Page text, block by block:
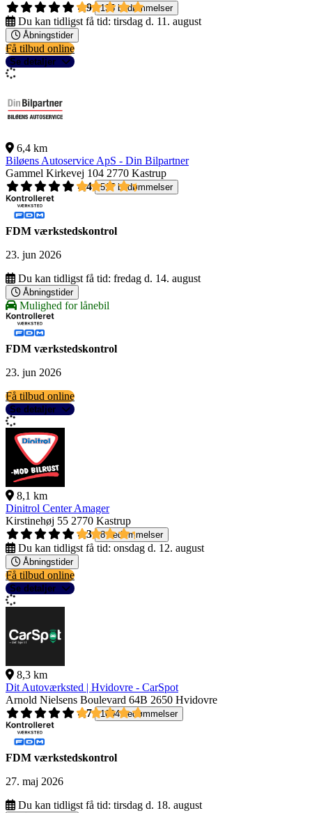
4,9
135 bedømmelser
Du kan tidligst få tid: tirsdag d. 11. august
Åbningstider
Få tilbud online
Se detaljer
6,4 km
Biløens Autoservice ApS - Din Bilpartner
Gammel Kirkevej 104 2770 Kastrup
4,4
517 bedømmelser
FDM værkstedskontrol
23. jun 2026
Du kan tidligst få tid: fredag d. 14. august
Åbningstider
Mulighed for lånebil
FDM værkstedskontrol
23. jun 2026
Få tilbud online
Se detaljer
8,1 km
Dinitrol Center Amager
Kirstinehøj 55 2770 Kastrup
4,3
8 bedømmelser
Du kan tidligst få tid: onsdag d. 12. august
Åbningstider
Få tilbud online
Se detaljer
8,3 km
Dit Autoværksted | Hvidovre - CarSpot
Arnold Nielsens Boulevard 64B 2650 Hvidovre
4,7
1004 bedømmelser
FDM værkstedskontrol
27. maj 2026
Du kan tidligst få tid: tirsdag d. 18. august